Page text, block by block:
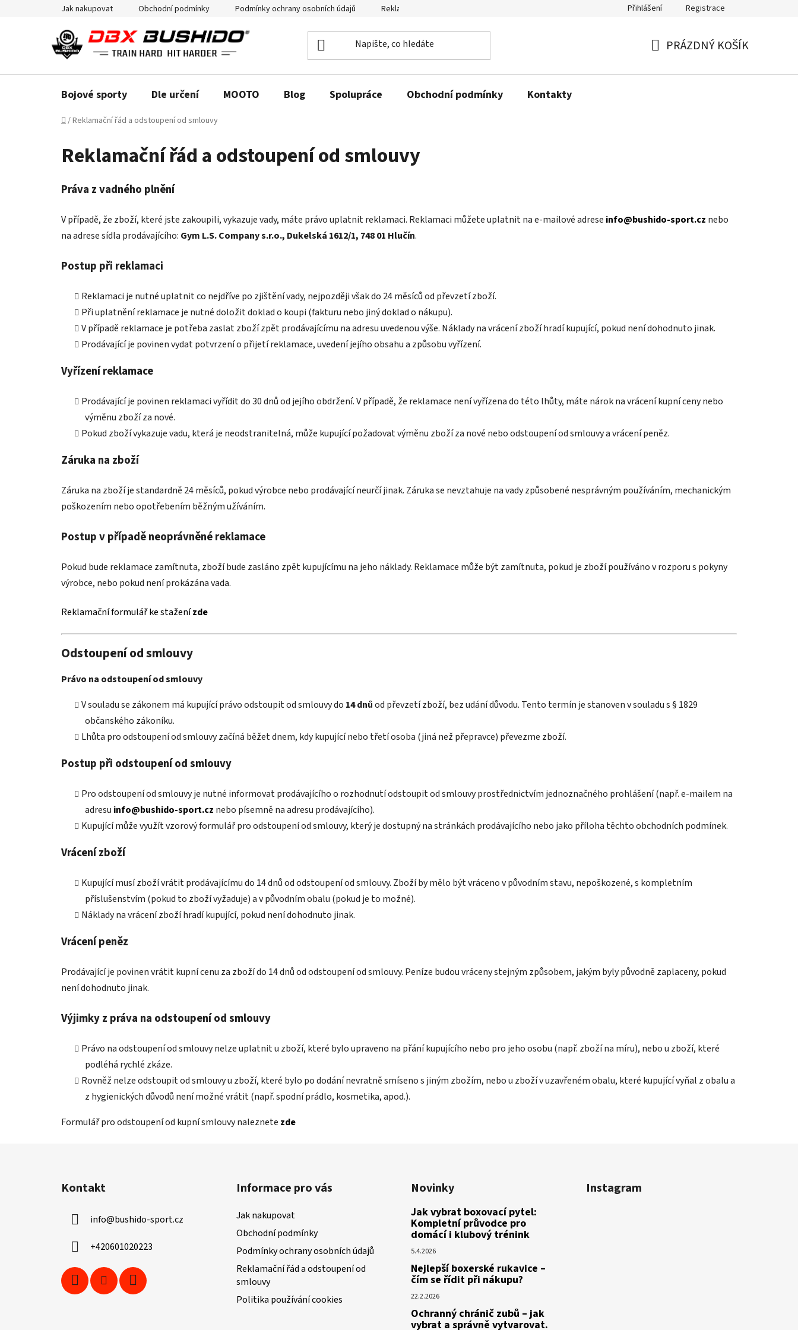
Jak nakupovat Obchodní podmínky Podmínky ochrany osobních údajů Reklamační řád a odstoupení od smlouvy Politika používání cookiesPřihlášení Registrace
PRÁZDNÝ KOŠÍK
Bojové sporty Dle určení MOOTO Blog Spolupráce Obchodní podmínky Kontakty
Domů
/Reklamační řád a odstoupení od smlouvy
Reklamační řád a odstoupení od smlouvy
Práva z vadného plnění
V případě, že zboží, které jste zakoupili, vykazuje vady, máte právo uplatnit reklamaci. Reklamaci můžete uplatnit na e-mailové adrese info@bushido-sport.cz nebo
na adrese sídla prodávajícího: Gym L.S. Company s.r.o., Dukelská 1612/1, 748 01 Hlučín.
Postup při reklamaci
Reklamaci je nutné uplatnit co nejdříve po zjištění vady, nejpozději však do 24 měsíců od převzetí zboží.
Při uplatnění reklamace je nutné doložit doklad o koupi (fakturu nebo jiný doklad o nákupu).
V případě reklamace je potřeba zaslat zboží zpět prodávajícímu na adresu uvedenou výše. Náklady na vrácení zboží hradí kupující, pokud není dohodnuto jinak.
Prodávající je povinen vydat potvrzení o přijetí reklamace, uvedení jejího obsahu a způsobu vyřízení.
Vyřízení reklamace
Prodávající je povinen reklamaci vyřídit do 30 dnů od jejího obdržení. V případě, že reklamace není vyřízena do této lhůty, máte nárok na vrácení kupní ceny nebo
výměnu zboží za nové.
Pokud zboží vykazuje vadu, která je neodstranitelná, může kupující požadovat výměnu zboží za nové nebo odstoupení od smlouvy a vrácení peněz.
Záruka na zboží
Záruka na zboží je standardně 24 měsíců, pokud výrobce nebo prodávající neurčí jinak. Záruka se nevztahuje na vady způsobené nesprávným používáním, mechanickým
poškozením nebo opotřebením běžným užíváním.
Postup v případě neoprávněné reklamace
Pokud bude reklamace zamítnuta, zboží bude zasláno zpět kupujícímu na jeho náklady. Reklamace může být zamítnuta, pokud je zboží používáno v rozporu s pokyny
výrobce, nebo pokud není prokázána vada.
Reklamační formulář ke staženízde
Odstoupení od smlouvy
Právo na odstoupení od smlouvy
V souladu se zákonem má kupující právo odstoupit od smlouvy do 14 dnůod převzetí zboží, bez udání důvodu. Tento termín je stanoven v souladu s § 1829
občanského zákoníku.
Lhůta pro odstoupení od smlouvy začíná běžet dnem, kdy kupující nebo třetí osoba (jiná než přepravce) převezme zboží.
Postup při odstoupení od smlouvy
Pro odstoupení od smlouvy je nutné informovat prodávajícího o rozhodnutí odstoupit od smlouvy prostřednictvím jednoznačného prohlášení (např. e-mailem na
adresu info@bushido-sport.cz nebo písemně na adresu prodávajícího).
Kupující může využít vzorový formulář pro odstoupení od smlouvy, který je dostupný na stránkách prodávajícího nebo jako příloha těchto obchodních podmínek.
Vrácení zboží
Kupující musí zboží vrátit prodávajícímu do 14 dnů od odstoupení od smlouvy. Zboží by mělo být vráceno v původním stavu, nepoškozené, s kompletním
příslušenstvím (pokud to zboží vyžaduje) a v původním obalu (pokud je to možné).
Náklady na vrácení zboží hradí kupující, pokud není dohodnuto jinak.
Vrácení peněz
Prodávající je povinen vrátit kupní cenu za zboží do 14 dnů od odstoupení od smlouvy. Peníze budou vráceny stejným způsobem, jakým byly původně zaplaceny, pokud
není dohodnuto jinak.
Výjimky z práva na odstoupení od smlouvy
Právo na odstoupení od smlouvy nelze uplatnit u zboží, které bylo upraveno na přání kupujícího nebo pro jeho osobu (např. zboží na míru), nebo u zboží, které
podléhá rychlé zkáze.
Rovněž nelze odstoupit od smlouvy u zboží, které bylo po dodání nevratně smíseno s jiným zbožím, nebo u zboží v uzavřeném obalu, které kupující vyňal z obalu a
z hygienických důvodů není možné vrátit (např. spodní prádlo, kosmetika, apod.).
Formulář pro odstoupení od kupní smlouvy naleznete zde
Kontakt
info@bushido-sport.cz
+420601020223
Informace pro vás
Jak nakupovat
Obchodní podmínky
Podmínky ochrany osobních údajů
Reklamační řád a odstoupení od
smlouvy
Politika používání cookies
Novinky
Jak vybrat boxovací pytel:
Kompletní průvodce pro
domácí i klubový trénink
5.4.2026
Nejlepší boxerské rukavice –
čím se řídit při nákupu?
22.2.2026
Ochranný chránič zubů – jak
vybrat a správně vytvarovat.
Instagram